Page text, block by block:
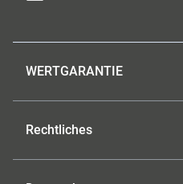
WERTGARANTIE
Rechtliches